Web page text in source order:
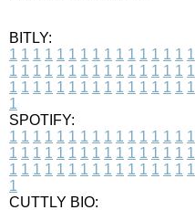
BITLY:
1 1 1 1 1 1 1 1 1 1 1 1 1 1 1 1
1 1 1 1 1 1 1 1 1 1 1 1 1 1 1 1
1 1 1 1 1 1 1 1 1 1 1 1 1 1 1 1
1
SPOTIFY:
1 1 1 1 1 1 1 1 1 1 1 1 1 1 1 1
1 1 1 1 1 1 1 1 1 1 1 1 1 1 1 1
1 1 1 1 1 1 1 1 1 1 1 1 1 1 1 1
1
CUTTLY BIO: